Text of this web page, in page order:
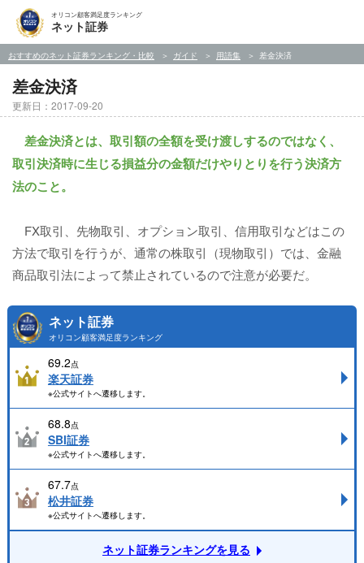
オリコン顧客満足度ランキング
ネット証券
おすすめのネット証券ランキング・比較 ガイド 用語集 差金決済
差金決済
更新日：2017-09-20
差金決済とは、取引額の全額を受け渡しするのではなく、
取引決済時に生じる損益分の金額だけやりとりを行う決済方
法のこと。
FX取引、先物取引、オプション取引、信用取引などはこの
方法で取引を行うが、通常の株取引（現物取引）では、金融
商品取引法によって禁止されているので注意が必要だ。
ネット証券
オリコン顧客満足度ランキング
69.2点
楽天証券
※公式サイトへ遷移します。
68.8点
SBI証券
※公式サイトへ遷移します。
67.7点
松井証券
※公式サイトへ遷移します。
ネット証券ランキングを見る